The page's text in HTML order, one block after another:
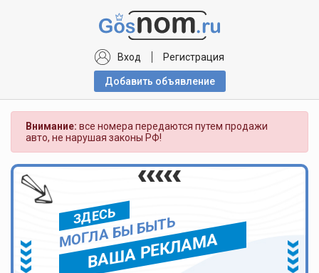
Вход Регистрация
Добавить объявлениe
Внимание: все номера передаются путем продажи
авто, не нарушая законы РФ!
ЗДЕСЬ
МОГЛА БЫ БЫТЬ
ВАША РЕКЛАМА